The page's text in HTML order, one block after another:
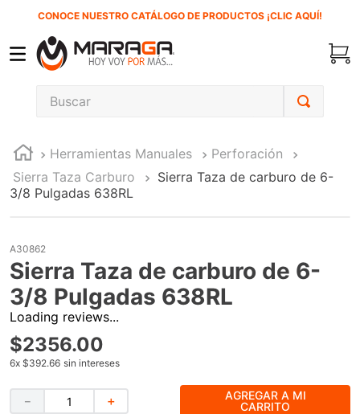
CONOCE NUESTRO CATÁLOGO DE PRODUCTOS ¡CLIC AQUÍ!
Buscar
Herramientas Manuales
Perforación
Sierra Taza Carburo
Sierra Taza de carburo de 6-
3/8 Pulgadas 638RL
A30862
Sierra Taza de carburo de 6-
3/8 Pulgadas 638RL
Loading reviews...
$2356.00
6x $392.66 sin intereses
＋
－
AGREGAR A MI
CARRITO
1.
carbones
2.
inversora
5.
sierra sable
6.
esmeriladora
ecoklean